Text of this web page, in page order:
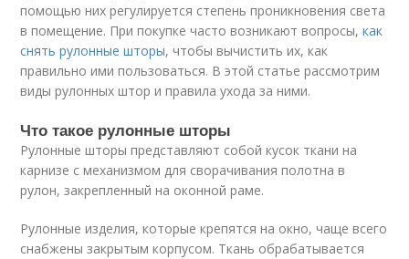
помощью них регулируется степень проникновения света
в помещение. При покупке часто возникают вопросы,как
снять рулонные шторы, чтобы вычистить их, как
правильно ими пользоваться. В этой статье рассмотрим
виды рулонных штор и правила ухода за ними.
Что такое рулонные шторы
Рулонные шторы представляют собой кусок ткани на
карнизе с механизмом для сворачивания полотна в
рулон, закрепленный на оконной раме.
Рулонные изделия, которые крепятся на окно, чаще всего
снабжены закрытым корпусом. Ткань обрабатывается